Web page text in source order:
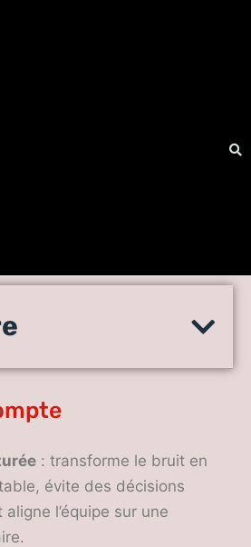
la veille
outils ?
: transforme le bruit en
évite des décisions
l’équipe sur une